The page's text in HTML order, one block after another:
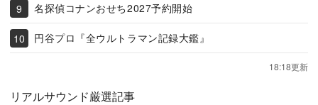
名探偵コナンおせち2027予約開始
円谷プロ『全ウルトラマン記録大鑑』
18:18更新
リアルサウンド厳選記事